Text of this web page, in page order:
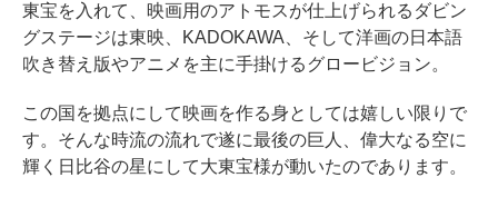
東宝を入れて、映画用のアトモスが仕上げられるダビン
グステージは東映、KADOKAWA、そして洋画の日本語
吹き替え版やアニメを主に手掛けるグロービジョン。
この国を拠点にして映画を作る身としては嬉しい限りで
す。そんな時流の流れで遂に最後の巨人、偉大なる空に
輝く日比谷の星にして大東宝様が動いたのであります。